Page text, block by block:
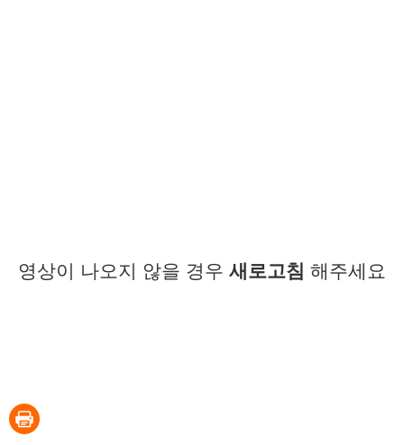
영상이 나오지 않을 경우 새로고침 해주세요